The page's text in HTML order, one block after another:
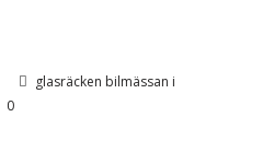
glasräcken bilmässan i
0